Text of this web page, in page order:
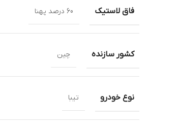
فاق لاستیک 60 درصد پهنا
کشور سازنده چین
نوع خودرو تیبا